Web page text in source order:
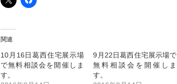
関連
10月16日葛西住宅展示場
で無料相談会を開催しま
す。
9月22日葛西住宅展示場で
無料相談会を開催しま
す。